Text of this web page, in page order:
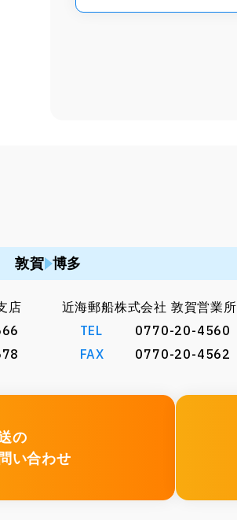
敦賀 博多
店
近海郵船株式会社 敦賀営業所
TEL
0770-20-4560
FAX
0770-20-4562
の
い合わせ